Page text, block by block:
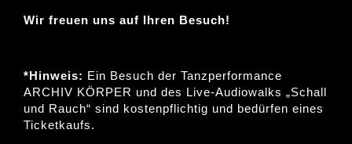
Wir freuen uns auf Ihren Besuch!
*Hinweis: Ein Besuch der Tanzperformance
ARCHIV KÖRPER und des Live-Audiowalks „Schall
und Rauch“ sind kostenpflichtig und bedürfen eines
Ticketkaufs.